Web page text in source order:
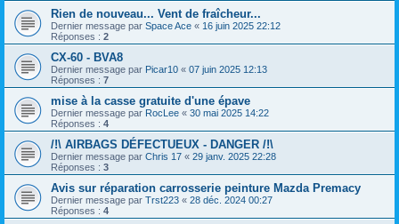
Rien de nouveau... Vent de fraîcheur...
Dernier message par Space Ace « 16 juin 2025 22:12
Réponses : 2
CX-60 - BVA8
Dernier message par Picar10 « 07 juin 2025 12:13
Réponses : 7
mise à la casse gratuite d'une épave
Dernier message par RocLee « 30 mai 2025 14:22
Réponses : 4
/!\ AIRBAGS DÉFECTUEUX - DANGER /!\
Dernier message par Chris 17 « 29 janv. 2025 22:28
Réponses : 3
Avis sur réparation carrosserie peinture Mazda Premacy
Dernier message par Trst223 « 28 déc. 2024 00:27
Réponses : 4